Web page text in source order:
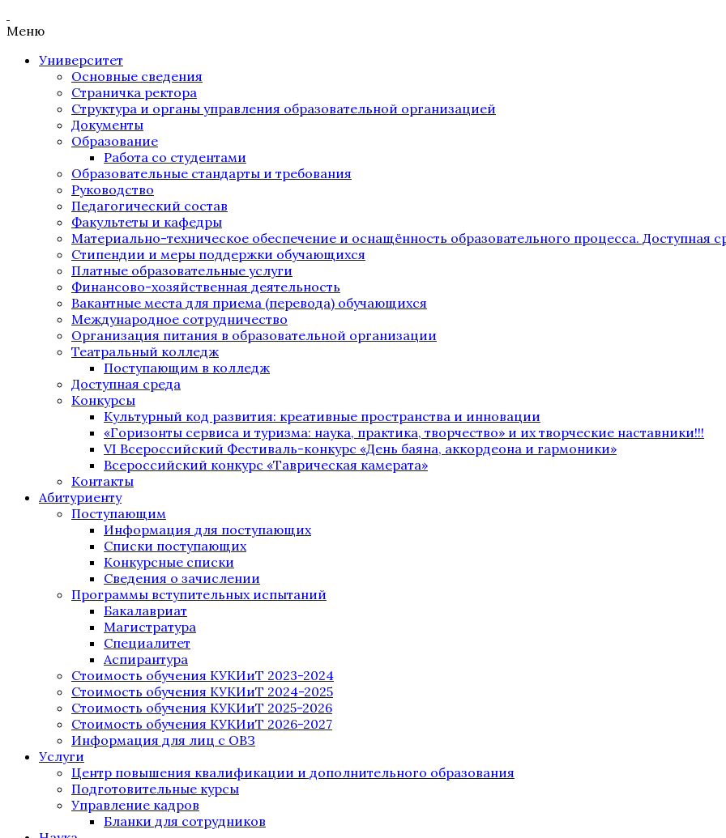
Меню
Университет
Основные сведения
Страничка ректора
Структура и органы управления образовательной организацией
Документы
Образование
Работа со студентами
Образовательные стандарты и требования
Руководство
Педагогический состав
Факультеты и кафедры
Материально-техническое обеспечение и оснащённость образовательного процесса. Доступная
Стипендии и меры поддержки обучающихся
Платные образовательные услуги
Финансово-хозяйственная деятельность
Вакантные места для приема (перевода) обучающихся
Международное сотрудничество
Организация питания в образовательной организации
Театральный колледж
Поступающим в колледж
Доступная среда
Конкурсы
Культурный код развития: креативные пространства и инновации
«Горизонты сервиса и туризма: наука, практика, творчество» и их творческие наставники!!!
VI Всероссийский Фестиваль-конкурс «День баяна, аккордеона и гармоники»
Всероссийский конкурс «Таврическая камерата»
Контакты
Абитуриенту
Поступающим
Информация для поступающих
Списки поступающих
Конкурсные списки
Сведения о зачислении
Программы вступительных испытаний
Бакалавриат
Магистратура
Специалитет
Аспирантура
Стоимость обучения КУКИиТ 2023-2024
Стоимость обучения КУКИиТ 2024-2025
Стоимость обучения КУКИиТ 2025-2026
Стоимость обучения КУКИиТ 2026-2027
Информация для лиц с ОВЗ
Услуги
Центр повышения квалификации и дополнительного образования
Подготовительные курсы
Управление кадров
Бланки для сотрудников